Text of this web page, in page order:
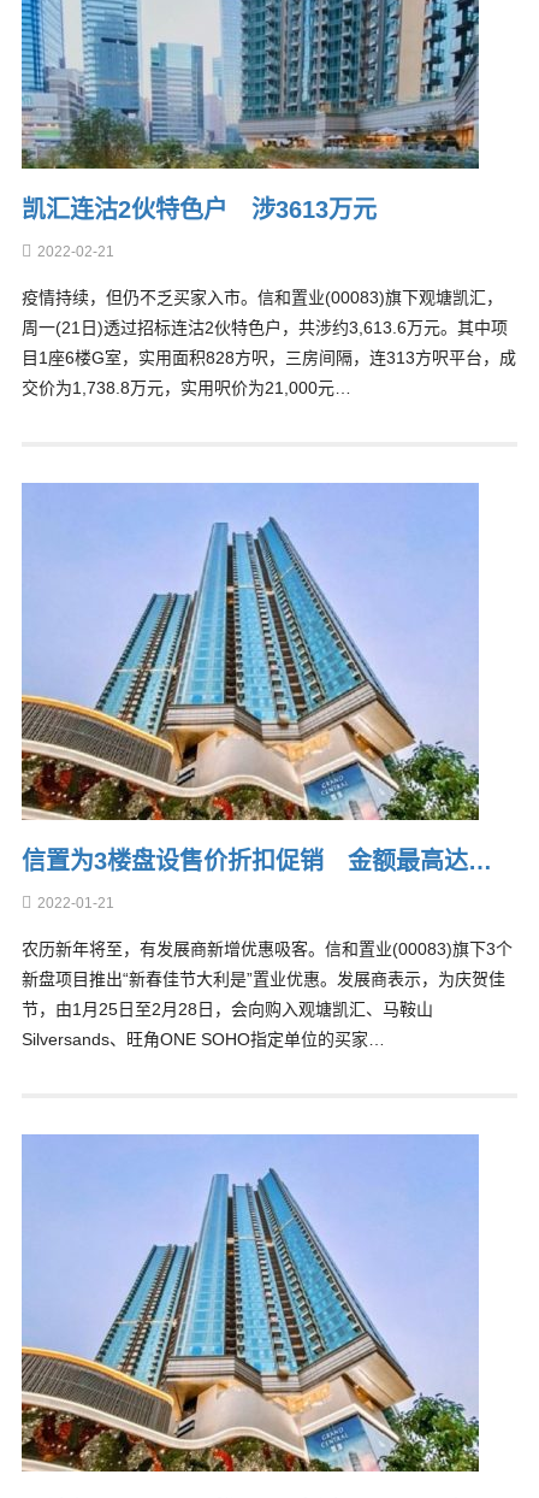
凯汇连沽2伙特色户 涉3613万元
2022-02-21
疫情持续，但仍不乏买家入市。信和置业(00083)旗下观塘凯汇，
周一(21日)透过招标连沽2伙特色户，共涉约3,613.6万元。其中项
目1座6楼G室，实用面积828方呎，三房间隔，连313方呎平台，成
交价为1,738.8万元，实用呎价为21,000元…
信置为3楼盘设售价折扣促销 金额最高达…
2022-01-21
农历新年将至，有发展商新增优惠吸客。信和置业(00083)旗下3个
新盘项目推出“新春佳节大利是”置业优惠。发展商表示，为庆贺佳
节，由1月25日至2月28日，会向购入观塘凯汇、马鞍山
Silversands、旺角ONE SOHO指定单位的买家…